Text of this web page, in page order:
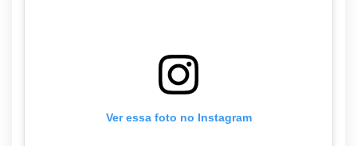
Ver essa foto no Instagram